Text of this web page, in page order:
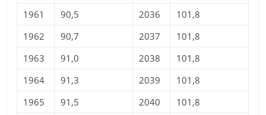
1961
90,5 2036
101,8
1962
90,7 2037
101,8
1963
91,0 2038
101,8
1964
91,3 2039
101,8
1965
91,5 2040
101,8